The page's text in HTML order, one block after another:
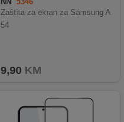
Zaštita za ekran za Samsung A
54
9,90 KM